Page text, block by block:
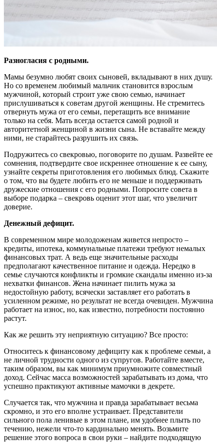
Разногласия с родными.
Мамы безумно любят своих сыновей, вкладывают в них душу.
Но со временем любимый мальчик становится взрослым
мужчиной, который строит уже свою семью, начинает
прислушиваться к советам другой женщины. Не стремитесь
отвернуть мужа от его семьи, перетащить все внимание
только на себя. Мать всегда остается самой родной и
авторитетной женщиной в жизни сына. Не вставайте между
ними, не старайтесь разрушить их связь.
Подружитесь со свекровью, поговорите по душам. Развейте ее
сомнения, подтвердите свое искреннее отношение к ее сыну,
узнайте секреты приготовления его любимых блюд. Скажите
о том, что вы будете любить его не меньше и поддерживать
дружеские отношения с его родными. Попросите совета в
выборе подарка – свекровь оценит этот шаг, что увеличит
доверие.
Денежный дефицит.
В современном мире молодоженам живется непросто –
кредиты, ипотека, коммунальные платежи требуют немалых
финансовых трат. А ведь еще значительные расходы
предполагают качественное питание и одежда. Нередко в
семье случаются конфликты и громкие скандалы именно из-за
нехватки финансов. Жена начинает пилить мужа за
недостойную работу, всячески заставляет его работать в
усиленном режиме, но результат не всегда очевиден. Мужчина
работает на износ, но, как известно, потребности постоянно
растут.
Как же решить эту неприятную ситуацию? Все просто:
Относитесь к финансовому дефициту как к проблеме семьи, а
не личной трудности одного из супругов. Работайте вместе,
таким образом, вы как минимум приумножите совместный
доход. Сейчас масса возможностей зарабатывать из дома, что
успешно практикуют активные мамочки в декрете.
Случается так, что мужчина и правда зарабатывает весьма
скромно, и это его вполне устраивает. Представители
сильного пола ленивые в этом плане, им удобнее плыть по
течению, нежели что-то кардинально менять. Возьмите
решение этого вопроса в свои руки – найдите подходящую